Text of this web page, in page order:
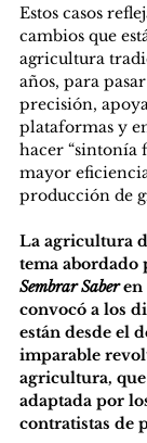
Estos casos
cambios que
agricultura
años, para
precisión,
plataformas y
hacer “sintonía
mayor
producción de
La agricultura
tema abordado
Sembrar Saber en
convocó a los
están desde el
imparable
agricultura,
adaptada por
contratistas de